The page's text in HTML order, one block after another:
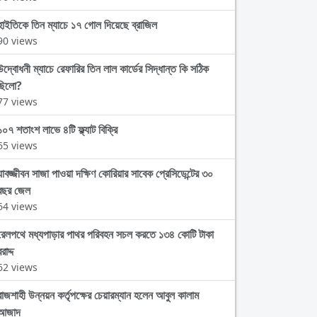
তিন ম্যাচে ১৭ গোল দিয়েছে ব্রাজিল
views
ম্যাচে রেফারির তিন লাল কার্ডের সিদ্ধান্ত কি সঠিক
views
শতাংশ লাভে ৪টি ফ্ল্যাট বিক্রি
views
সাজা পাওয়া দক্ষিণ কোরিয়ার সাবেক প্রেসিডেন্টের ৩০
জেল
views
মধ্যপাড়ার পাথর পরিবহন সচল করতে ১৩৪ কোটি টাকা
views
উন্নয়ন কর্তৃপক্ষের চেয়ারম্যান হলেন আবুল কালাম